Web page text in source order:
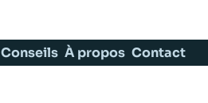
Conseils À propos Contact